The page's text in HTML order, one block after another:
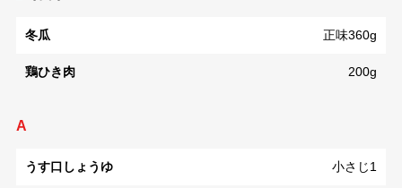
冬瓜 正味360g
鶏ひき肉 200g
A
うす口しょうゆ 小さじ1